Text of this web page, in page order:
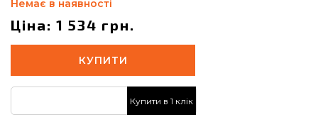
Немає в наявності
Ціна: 1 534 грн.
КУПИТИ
Купити в 1 клік